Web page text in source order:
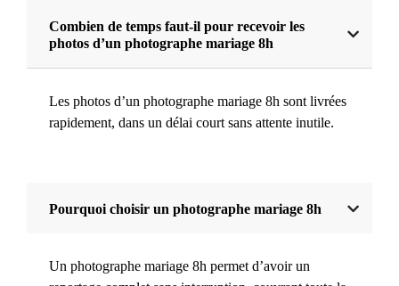
Combien de temps faut-il pour recevoir les
photos d’un photographe mariage 8h
Les photos d’un photographe mariage 8h sont livrées
rapidement, dans un délai court sans attente inutile.
Pourquoi choisir un photographe mariage 8h
Un photographe mariage 8h permet d’avoir un